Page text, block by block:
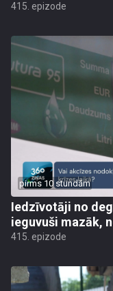
415. epizode
pirms 10 stundām
Iedzīvotāji no
ieguvuši mazāk,
415. epizode